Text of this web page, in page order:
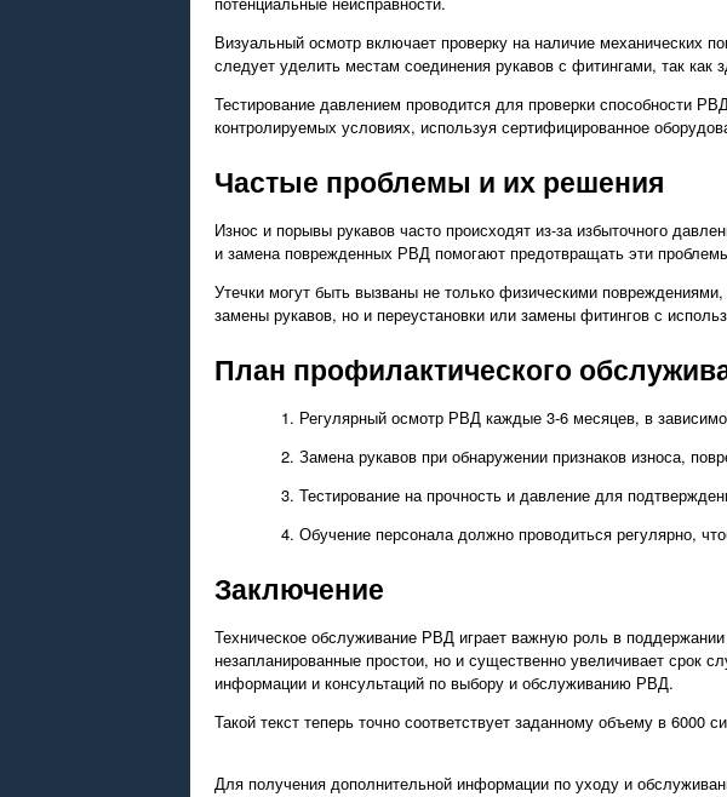
Визуальный осмотр включает проверку на наличие механических
следует уделить местам соединения рукавов с фитингами, так как
Тестирование давлением проводится для проверки способности
контролируемых условиях, используя сертифицированное
Частые проблемы и их решения
Износ и порывы рукавов часто происходят из-за избыточного
и замена поврежденных РВД помогают предотвращать эти
Утечки могут быть вызваны не только физическими
замены рукавов, но и переустановки или замены фитингов с
План профилактического
Регулярный осмотр РВД каждые 3-6 месяцев, в
Замена рукавов при обнаружении признаков износа,
Тестирование на прочность и давление для
Обучение персонала должно проводиться регулярно,
Заключение
Техническое обслуживание РВД играет важную роль в
незапланированные простои, но и существенно увеличивает срок
информации и консультаций по выбору и обслуживанию РВД.
Такой текст теперь точно соответствует заданному объему в
Для получения дополнительной информации по уходу и